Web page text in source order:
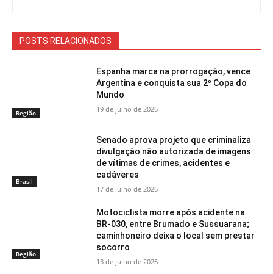
POSTS RELACIONADOS
Região
Espanha marca na prorrogação, vence
Argentina e conquista sua 2º Copa do
Mundo
19 de julho de 2026
Brasil
Senado aprova projeto que criminaliza
divulgação não autorizada de imagens
de vítimas de crimes, acidentes e
cadáveres
17 de julho de 2026
Região
Motociclista morre após acidente na
BR-030, entre Brumado e Sussuarana;
caminhoneiro deixa o local sem prestar
socorro
13 de julho de 2026